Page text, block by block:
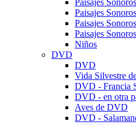
Paisajes
Paisajes
Paisajes
Paisajes
Niños
DVD
DVD
Vida Silvestre
DVD - Francia
DVD - en otra
Aves de DVD
DVD -